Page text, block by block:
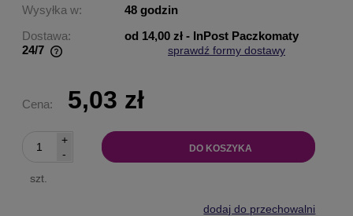
Wysyłka w:
48 godzin
Dostawa:
od 14,00 zł - InPost Paczkomaty
24/7
sprawdź formy dostawy
Cena: 5,03 zł
-
+
szt.
DO KOSZYKA
dodaj do przechowalni